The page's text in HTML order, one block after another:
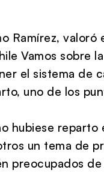
Ramírez, valoró
Vamos sobre
el sistema de
uno de los
hubiese reparto
un tema de
preocupados